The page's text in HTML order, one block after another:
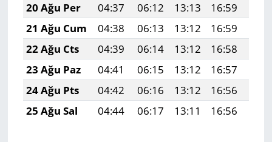
20 Ağu Per
04:37 06:12 13:13 16:59
21 Ağu Cum
04:38 06:13 13:12 16:59
22 Ağu Cts
04:39 06:14 13:12 16:58
23 Ağu Paz
04:41 06:15 13:12 16:57
24 Ağu Pts
04:42 06:16 13:12 16:56
25 Ağu Sal
04:44 06:17 13:11 16:56